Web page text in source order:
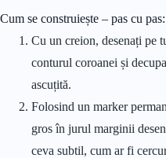
Cum se construiește – pas cu pas:
Cu un creion, desenați pe
conturul coroanei și
ascuțită.
Folosind un marker
gros în jurul marginii
ceva subtil, cum ar fi